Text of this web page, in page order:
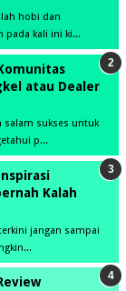
hobi dan
pada kali ini ki...
atau Dealer
sukses untuk
p...
Kalah
jangan sampai